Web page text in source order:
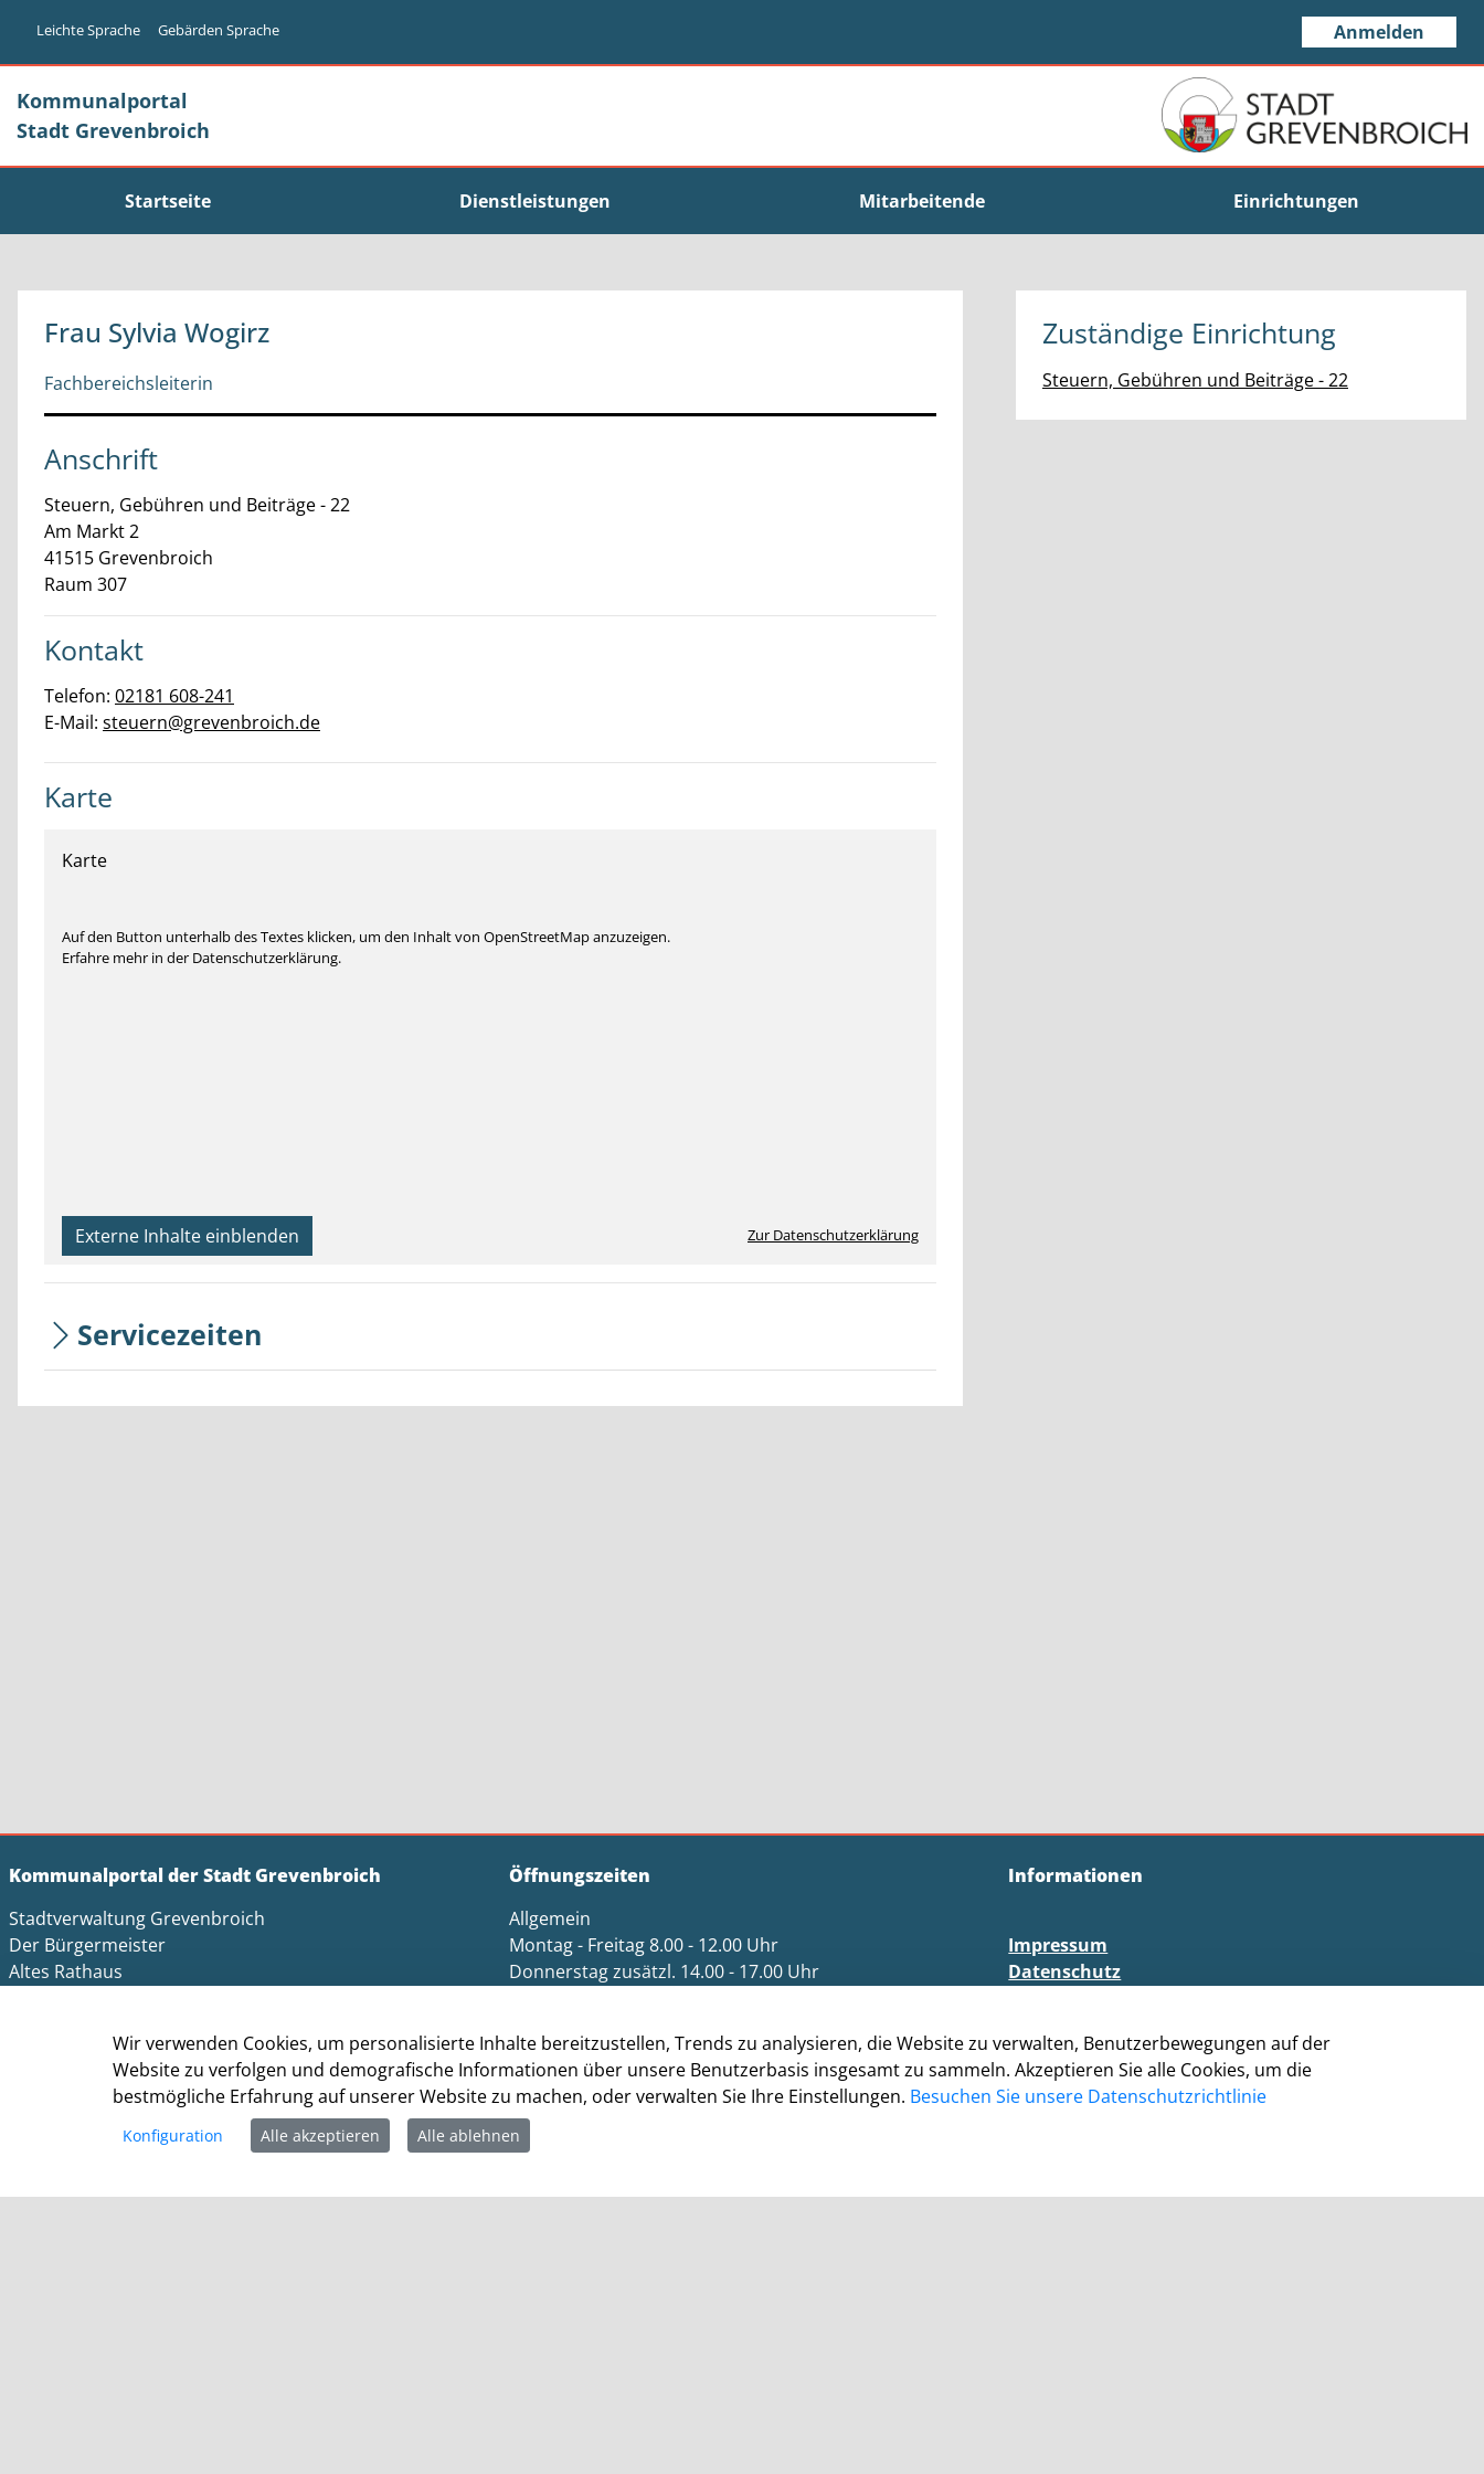
Zum Hauptinhalt springen
Leichte Sprache Gebärden Sprache Anmelden
Kommunalportal
Stadt Grevenbroich
Startseite Dienstleistungen Mitarbeitende Einrichtungen
Frau Sylvia Wogirz
Fachbereichsleiterin
Anschrift
Steuern, Gebühren und Beiträge - 22
Am Markt2
41515 Grevenbroich
Raum 307
Kontakt
Telefon: 02181 608-241
E-Mail: steuern@grevenbroich.de
Karte
Karte
Auf den Button unterhalb des Textes klicken, um den Inhalt von OpenStreetMap anzuzeigen.
Erfahre mehr in der Datenschutzerklärung.
Externe Inhalte einblenden Zur Datenschutzerklärung
Servicezeiten
Zuständige Einrichtung
Steuern, Gebühren und Beiträge - 22
Kommunalportal der Stadt Grevenbroich
Stadtverwaltung Grevenbroich
Der Bürgermeister
Altes Rathaus
Telefon: +49 (0) 2181 / 608 - 0
Telefax: +49 (0) 2181/ 608 - 202
info@grevenbroich.de
Öffnungszeiten
Allgemein
Montag - Freitag 8.00 - 12.00 Uhr
Donnerstag zusätzl. 14.00 - 17.00 Uhr
Montag 8.00 - 16.00 Uhr
Dienstag 8.00 - 16.00 Uhr
Mittwoch 7.00 - 12.30 Uhr
Donnerstag 9.00 - 18.00 Uhr
Freitag 8.00 - 12.30 Uhr
Informationen
Impressum
Datenschutz
Kontakt
Homepage Grevenbroich
Wir verwenden Cookies, um personalisierte Inhalte bereitzustellen, Trends zu analysieren, die Website zu verwalten, Benutzerbewegungen auf der
Website zu verfolgen und demografische Informationen über unsere Benutzerbasis insgesamt zu sammeln. Akzeptieren Sie alle Cookies, um die
bestmögliche Erfahrung auf unserer Website zu machen, oder verwalten Sie Ihre Einstellungen. Besuchen Sie unsere Datenschutzrichtlinie
Konfiguration Alle akzeptieren Alle ablehnen